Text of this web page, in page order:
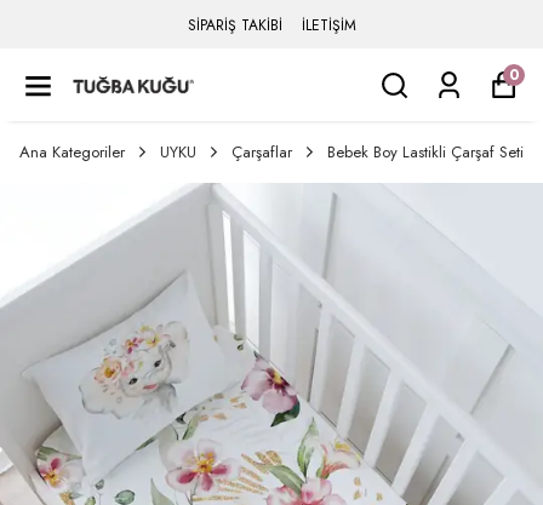
SİPARİŞ TAKİBİ İLETİŞİM
0
Ana Kategoriler UYKU Çarşaflar Bebek Boy Lastikli Çarşaf Seti